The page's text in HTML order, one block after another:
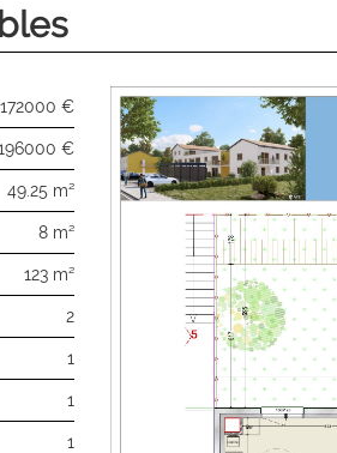
172000 €
€
49.25 m²
8 m²
123 m²
2
1
1
1